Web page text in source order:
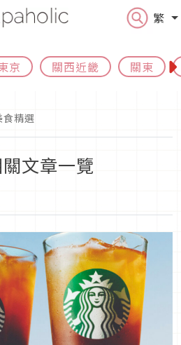
繁
京 關西近畿 關東
食精選
關文章一覽